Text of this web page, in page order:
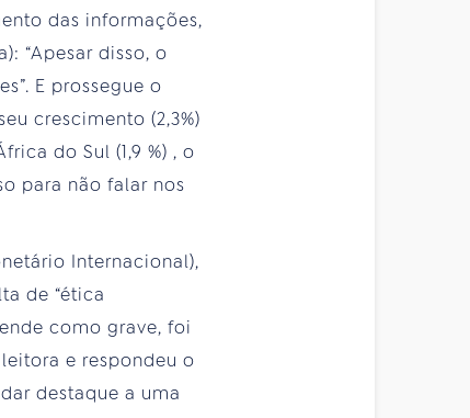
das informações,
“Apesar disso, o
E prossegue o
crescimento (2,3%)
do Sul (1,9 %) , o
para não falar nos
Internacional),
de “ética
como grave, foi
e respondeu o
destaque a uma